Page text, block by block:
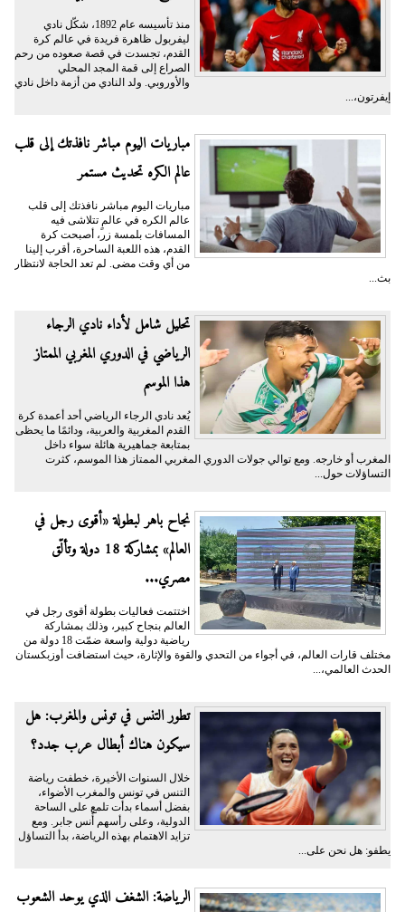
منذ تأسيسه عام 1892، شكّل نادي
ليفربول ظاهرة فريدة في عالم كرة
القدم، تجسدت في قصة صعوده من رحم
الصراع إلى قمة المجد المحلي
والأوروبي. ولد النادي من أزمة داخل نادي
إيفرتون،...
مباريات اليوم مباشر نافذتك إلى قلب
عالم الكره تحديث مستمر
مباريات اليوم مباشر نافذتك إلى قلب
عالم الكره في عالمٍ تتلاشى فيه
المسافات بلمسة زر، أصبحت كرة
القدم، هذه اللعبة الساحرة، أقرب إلينا
من أي وقت مضى. لم تعد الحاجة لانتظار
بث...
تحليل شامل لأداء نادي الرجاء
الرياضي في الدوري المغربي الممتاز
هذا الموسم
يُعد نادي الرجاء الرياضي أحد أعمدة كرة
القدم المغربية والعربية، ودائمًا ما يحظى
بمتابعة جماهيرية هائلة سواء داخل
المغرب أو خارجه. ومع توالي جولات الدوري المغربي الممتاز هذا الموسم، كثرت
التساؤلات حول...
نجاح باهر لبطولة «أقوى رجل في
العالم» بمشاركة 18 دولة وتألّق
مصري...
اختتمت فعاليات بطولة أقوى رجل في
العالم بنجاح كبير، وذلك بمشاركة
رياضية دولية واسعة ضمّت 18 دولة من
مختلف قارات العالم، في أجواء من التحدي والقوة والإثارة، حيث استضافت أوزبكستان
الحدث العالمي،...
تطور التنس في تونس والمغرب: هل
سيكون هناك أبطال عرب جدد؟
خلال السنوات الأخيرة، خطفت رياضة
التنس في تونس والمغرب الأضواء،
بفضل أسماء بدأت تلمع على الساحة
الدولية، وعلى رأسهم أُنس جابر. ومع
تزايد الاهتمام بهذه الرياضة، بدأ التساؤل
يطفو: هل نحن على...
الرياضة: الشغف الذي يوحد الشعوب